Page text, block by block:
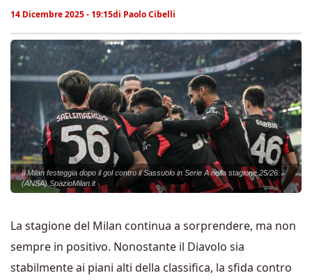
14 Dicembre 2025 - 19:15di Paolo Cibelli
Il Milan festeggia dopo il gol contro il Sassuolo in Serie A nella stagione 25/26.
(ANSA) SpazioMilan.it
La stagione del Milan continua a sorprendere, ma non
sempre in positivo. Nonostante il Diavolo sia
stabilmente ai piani alti della classifica, la sfida contro